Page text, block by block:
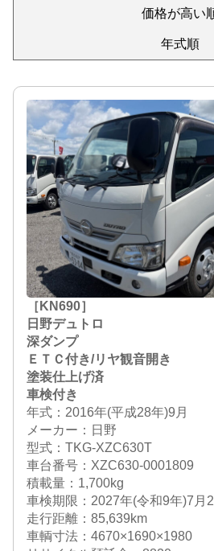
価格が高い
年式順
［KN690］
日野デュトロ
深ダンプ
ＥＴＣ付き/リヤ観音開き
塗装仕上げ済
車検付き
年式：2016年(平成28年)9月
メーカー：日野
型式：TKG-XZC630T
車台番号：XZC630-0001809
積載量：1,700kg
車検期限： 2027年(令和9年)7月
走行距離：85,639km
車輌寸法：4670×1690×1980